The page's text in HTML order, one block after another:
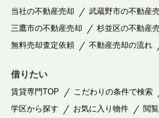
当社の不動産売却
武蔵野市の不動産
三鷹市の不動産売却
杉並区の不動産
無料売却査定依頼
不動産売却の流れ
借りたい
賃貸専門TOP こだわりの条件で検索
学区から探す
お気に入り物件 閲